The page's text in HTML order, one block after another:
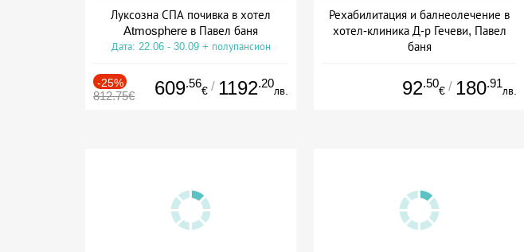
Луксозна СПА почивка в хотел
Atmosphere в Павел баня
Дата: 22.06 - 30.09 + полупансион
-25%
812.75€ 609.56
€ / 1192.20
лв.
Рехабилитация и балнеолечение в
хотел-клиника Д-р Гечеви, Павел
баня
92.50
€ / 180.91
лв.